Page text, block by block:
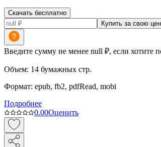
Скачать бесплатно
Купить за свою
Введите сумму не менее null ₽, если хотите
Объем: 14 бумажных стр.
Формат: epub, fb2, pdfRead, mobi
Подробнее
0.00Оценить